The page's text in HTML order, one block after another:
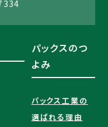
パックスのつ
よみ
パックス工業の
選ばれる理由​